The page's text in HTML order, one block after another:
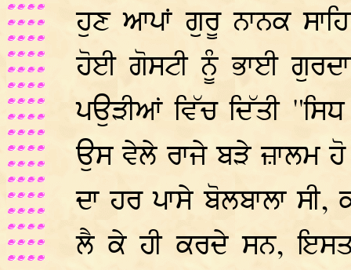
ਹੁਣ ਆਪਾਂ ਗੁਰੂ ਨਾਨਕ
ਹੋਈ ਗੋਸਟੀ ਨੂੰ ਭਾਈ
ਪਉੜੀਆਂ ਵਿੱਚ ਦਿੱਤੀ
ਉਸ ਵੇਲੇ ਰਾਜੇ ਬੜੇ ਜ਼ਾਲਮ
ਦਾ ਹਰ ਪਾਸੇ ਬੋਲਬਾਲਾ ਸੀ,
ਲੈ ਕੇ ਹੀ ਕਰਦੇ ਸਨ,